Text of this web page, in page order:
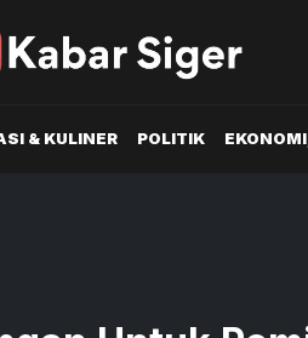
& KULINER POLITIK